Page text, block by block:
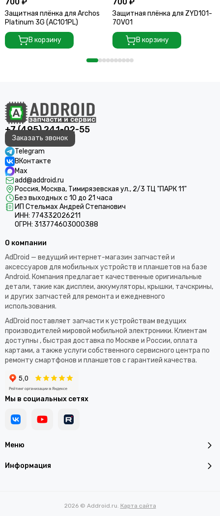
Защитная плёнка для Archos
Platinum 3G (AC101PL)
В корзину
Защитная плёнка для ZYD101-
70V01
В корзину
+7 (495) 241-02-55
Заказать звонок
Telegram
ВКонтакте
Max
add@addroid.ru
Россия, Москва, Тимирязевская ул., 2/3 ТЦ "ПАРК 11"
Без выходных с 10 до 21 часа
ИП Стельмах Андрей Степанович
ИНН: 774332026211
ОГРН: 313774603000388
Меню
Информация
О компании
AdDroid — ведущий интернет-магазин запчастей и
аксессуаров для мобильных устройств и планшетов на базе
Android. Компания предлагает качественные оригинальные
детали, такие как дисплеи, аккумуляторы, крышки, тачскрины,
и других запчастей для ремонта и ежедневного
использования.​
AdDroid поставляет запчасти к устройствам ведущих
производителей мировой мобильной электроники. Клиентам
доступны , быстрая доставка по Москве и России, оплата
картами, а также услуги собственного сервисного центра по
ремонту смартфонов и планшетов с гарантией качества.
Мы в социальных сетях
2026 © Addroid.ru. Карта сайта